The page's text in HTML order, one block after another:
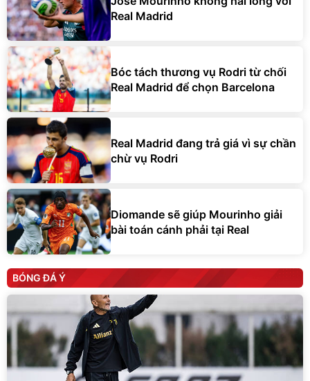
Real Madrid
Bóc tách thương vụ Rodri từ chối
Real Madrid để chọn Barcelona
Real Madrid đang trả giá vì sự chần
chừ vụ Rodri
Diomande sẽ giúp Mourinho giải
bài toán cánh phải tại Real
BÓNG ĐÁ Ý